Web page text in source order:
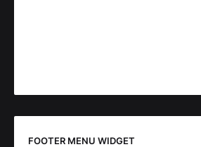
FOOTER MENU WIDGET